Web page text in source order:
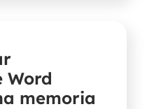
Word
memoria